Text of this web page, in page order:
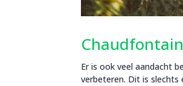
Er is ook veel aandacht
verbeteren. Dit is slechts